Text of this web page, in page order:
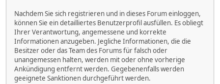
Nachdem Sie sich registrieren und in dieses Forum einloggen,
können Sie ein detailliertes Benutzerprofil ausfüllen. Es obliegt
Ihrer Verantwortung, angemessene und korrekte
Informationen anzugeben. Jegliche Informationen, die die
Besitzer oder das Team des Forums für falsch oder
unangemessen halten, werden mit oder ohne vorherige
Ankündigung entfernt werden. Gegebenenfalls werden
geeignete Sanktionen durchgeführt werden.